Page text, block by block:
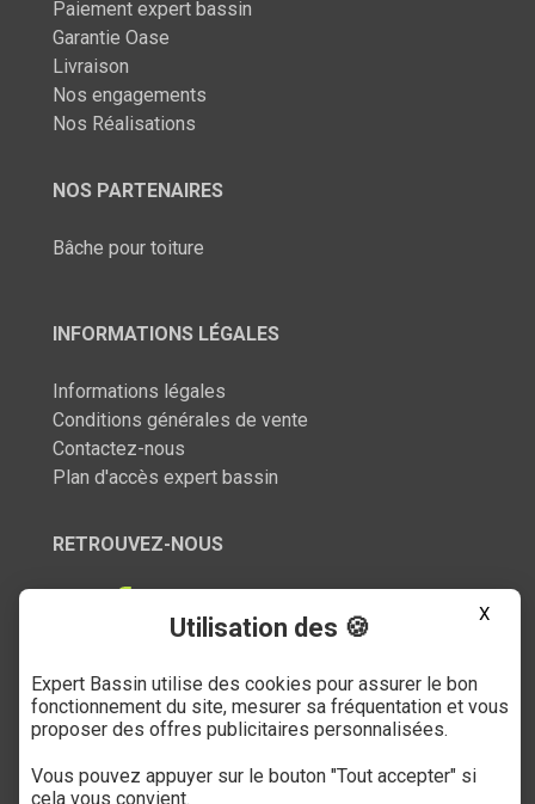
Paiement expert bassin
Garantie Oase
Livraison
Nos engagements
Nos Réalisations
NOS PARTENAIRES
Bâche pour toiture
INFORMATIONS LÉGALES
Informations légales
Conditions générales de vente
Contactez-nous
Plan d'accès expert bassin
RETROUVEZ-NOUS
SERVICE CLIENT
03 27 89 21 52
Du mardi au samedi
X
Utilisation des 🍪
Expert Bassin utilise des cookies pour assurer le bon
fonctionnement du site, mesurer sa fréquentation et vous
proposer des offres publicitaires personnalisées.
Vous pouvez appuyer sur le bouton "Tout accepter" si
cela vous convient.